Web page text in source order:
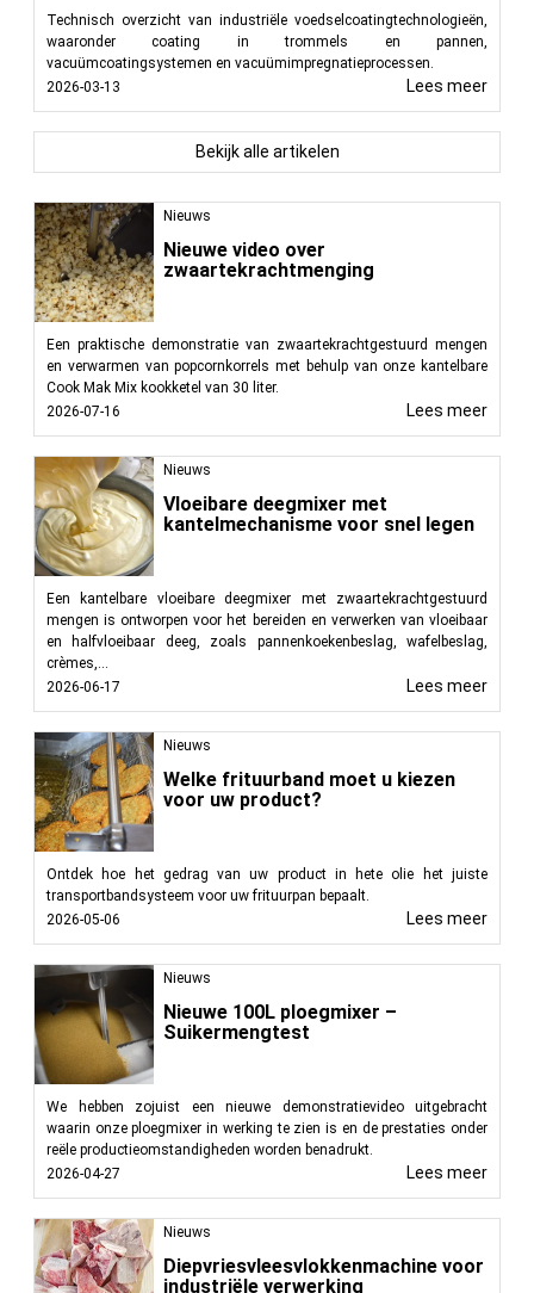
Nieuws
Nieuwe video over
zwaartekrachtmenging
Een praktische demonstratie van zwaartekrachtgestuurd mengen
en verwarmen van popcornkorrels met behulp van onze kantelbare
Cook Mak Mix kookketel van 30 liter.
2026-07-16
Lees meer
Nieuws
Vloeibare deegmixer met
kantelmechanisme voor snel legen
Een kantelbare vloeibare deegmixer met zwaartekrachtgestuurd
mengen is ontworpen voor het bereiden en verwerken van vloeibaar
en halfvloeibaar deeg, zoals pannenkoekenbeslag, wafelbeslag,
crèmes,...
2026-06-17
Lees meer
Nieuws
Welke frituurband moet u kiezen
voor uw product?
Ontdek hoe het gedrag van uw product in hete olie het juiste
transportbandsysteem voor uw frituurpan bepaalt.
2026-05-06
Lees meer
Nieuws
Nieuwe 100L ploegmixer –
Suikermengtest
We hebben zojuist een nieuwe demonstratievideo uitgebracht
waarin onze ploegmixer in werking te zien is en de prestaties onder
reële productieomstandigheden worden benadrukt.
2026-04-27
Lees meer
Nieuws
Diepvriesvleesvlokkenmachine voor
industriële verwerking
Technisch overzicht van industriële voedselcoatingtechnologieën,
waaronder coating in trommels en pannen,
vacuümcoatingsystemen en vacuümimpregnatieprocessen.
2026-03-13
Lees meer
Bekijk alle artikelen